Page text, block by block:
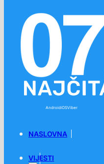
AndroidiOSViber
NASLOVNA
VIJESTI